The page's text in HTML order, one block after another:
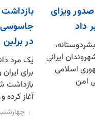
ویزای
داد
ایرانی
اسلامی
امن
بازداشت
جاسوسی
در برلین
یک مرد
برای
بازداشت
آغاز
چهارشنبه، ۱۱